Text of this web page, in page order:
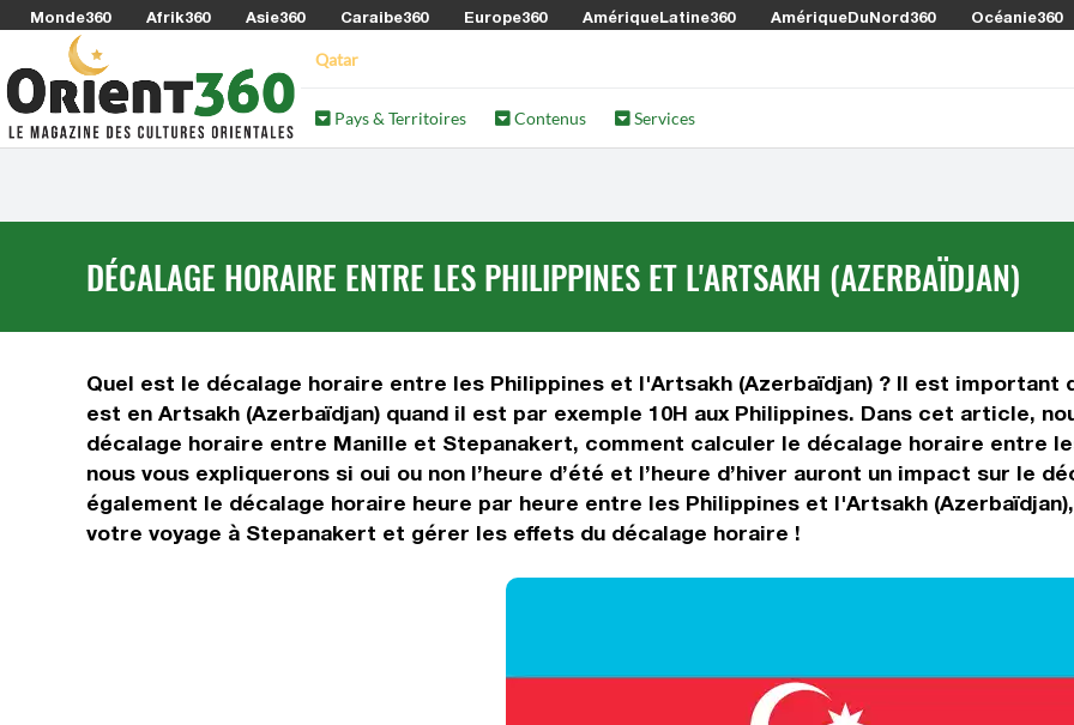
Monde360 Afrik360 Asie360 Caraibe360 Europe360 AmériqueLatine360 AmériqueDuNord360 Océanie360
Qatar
Pays & Territoires Contenus Services
DÉCALAGE HORAIRE ENTRE LES PHILIPPINES ET L'ARTSAKH (AZERBAÏDJAN)
Quel est le décalage horaire entre les Philippines et l'Artsakh (Azerbaïdjan) ? Il est important
est en Artsakh (Azerbaïdjan) quand il est par exemple 10H aux Philippines. Dans cet article,
décalage horaire entre Manille et Stepanakert, comment calculer le décalage horaire entre
nous vous expliquerons si oui ou non l’heure d’été et l’heure d’hiver auront un impact sur le
également le décalage horaire heure par heure entre les Philippines et l'Artsakh
votre voyage à Stepanakert et gérer les effets du décalage horaire !